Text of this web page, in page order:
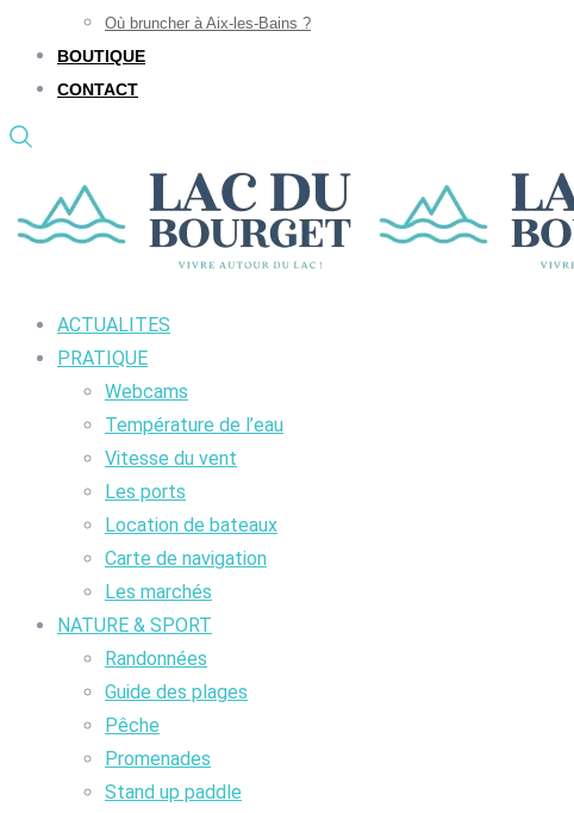
Où bruncher à Aix-les-Bains ?
BOUTIQUE
CONTACT
ACTUALITES
PRATIQUE
Webcams
Température de l’eau
Vitesse du vent
Les ports
Location de bateaux
Carte de navigation
Les marchés
NATURE & SPORT
Randonnées
Guide des plages
Pêche
Promenades
Stand up paddle